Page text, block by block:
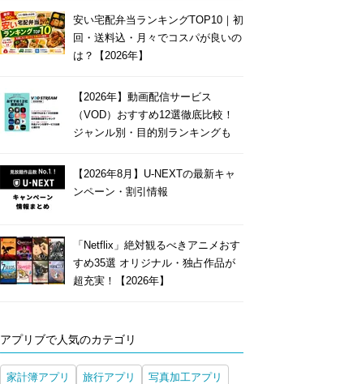
安い宅配弁当ランキングTOP10｜初
回・送料込・月々でコスパが良いの
は？【2026年】
【2026年】動画配信サービス
（VOD）おすすめ12選徹底比較！
ジャンル別・目的別ランキングも
【2026年8月】U-NEXTの最新キャ
ンペーン・割引情報
「Netflix」絶対観るべきアニメおす
すめ35選 オリジナル・独占作品が
超充実！【2026年】
アプリブで人気のカテゴリ
家計簿アプリ 旅行アプリ 写真加工アプリ